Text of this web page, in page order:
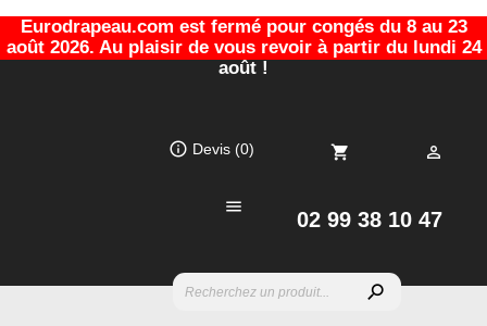
Eurodrapeau.com est fermé pour congés du 8 au 23
août 2026. Au plaisir de vous revoir à partir du lundi 24
août !
02 99 38 10 47
info_outline Devis (0)
search

shopping_cart 